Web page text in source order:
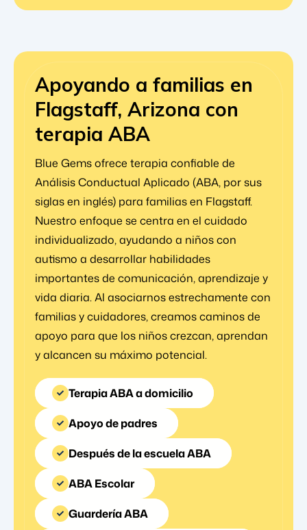
Apoyando a familias en
Flagstaff, Arizona con
terapia ABA
Blue Gems ofrece terapia confiable de
Análisis Conductual Aplicado (ABA, por sus
siglas en inglés) para familias en Flagstaff.
Nuestro enfoque se centra en el cuidado
individualizado, ayudando a niños con
autismo a desarrollar habilidades
importantes de comunicación, aprendizaje y
vida diaria. Al asociarnos estrechamente con
familias y cuidadores, creamos caminos de
apoyo para que los niños crezcan, aprendan
y alcancen su máximo potencial.
Terapia ABA a domicilio
Apoyo de padres
Después de la escuela ABA
ABA Escolar
Guardería ABA